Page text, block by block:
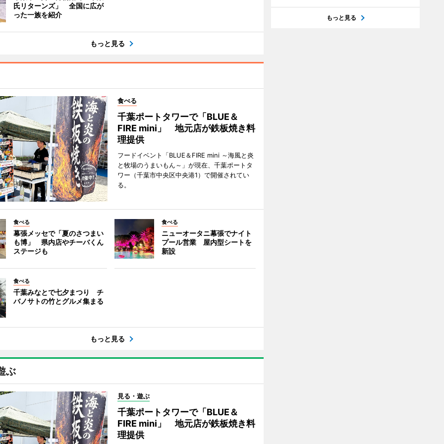
氏リターンズ」 全国に広が
った一族を紹介
もっと見る
食べる
千葉ポートタワーで「BLUE＆
FIRE mini」 地元店が鉄板焼き料
理提供
フードイベント「BLUE＆FIRE mini ～海風と炎
と牧場のうまいもん～」が現在、千葉ポートタ
ワー（千葉市中央区中央港1）で開催されてい
る。
食べる
幕張メッセで「夏のさつまい
も博」 県内店やチーバくん
ステージも
食べる
ニューオータニ幕張でナイト
プール営業 屋内型シートを
新設
食べる
千葉みなとで七夕まつり チ
バノサトの竹とグルメ集まる
もっと見る
ぶ
見る・遊ぶ
千葉ポートタワーで「BLUE＆
FIRE mini」 地元店が鉄板焼き料
理提供
もっと見る